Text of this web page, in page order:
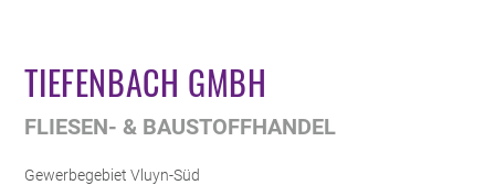
TIEFENBACH GMBH
FLIESEN- & BAUSTOFFHANDEL
Gewerbegebiet Vluyn-Süd